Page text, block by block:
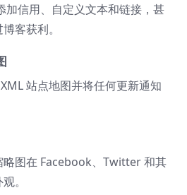
加信用、自定义文本和链接，甚
客获利。
站点地图并将任何更新通知
略图在 Facebook、Twitter 和其
。